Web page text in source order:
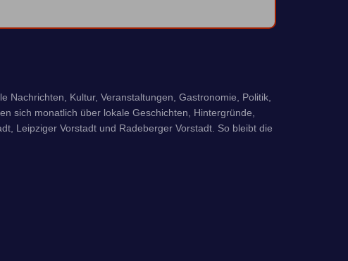
Kultur, Veranstaltungen, Gastronomie, Politik,
sich monatlich über lokale Geschichten, Hintergründe,
Leipziger Vorstadt und Radeberger Vorstadt. So bleibt die